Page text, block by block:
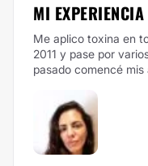
MI
Me aplico toxina en
2011 y pase por
pasado comencé